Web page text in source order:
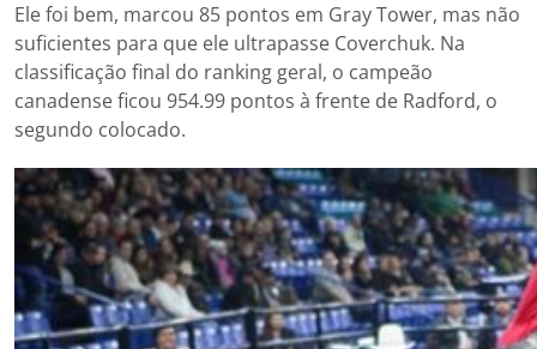
Ele foi bem, marcou 85 pontos em Gray Tower, mas não
suficientes para que ele ultrapasse Coverchuk. Na
classificação final do ranking geral, o campeão
canadense ficou 954.99 pontos à frente de Radford, o
segundo colocado.